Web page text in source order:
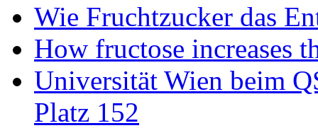
Wie Fruchtzucker das
How fructose increases
Universität Wien beim
Platz 152